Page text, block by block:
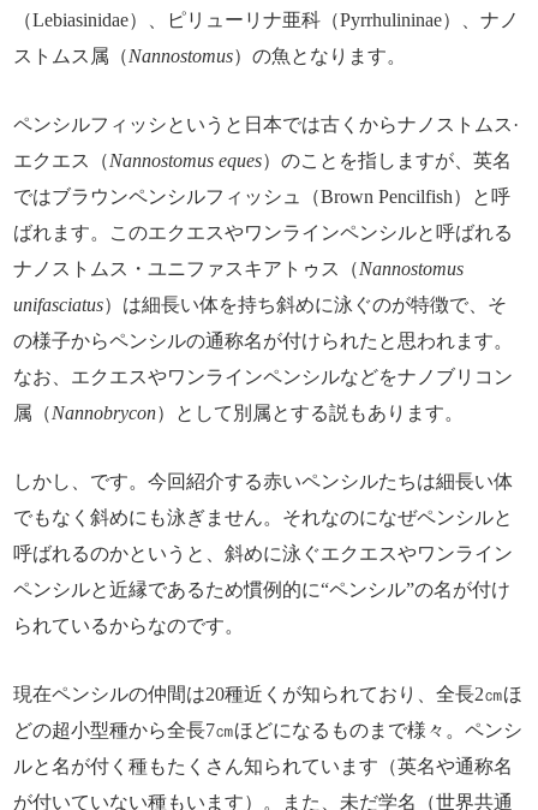
（Lebiasinidae）、ピリューリナ亜科（Pyrrhulininae）、ナノ
ストムス属（Nannostomus）の魚となります。
ペンシルフィッシというと日本では古くからナノストムス·
エクエス（Nannostomus eques）のことを指しますが、英名
ではブラウンペンシルフィッシュ（Brown Pencilfish）と呼
ばれます。このエクエスやワンラインペンシルと呼ばれる
ナノストムス・ユニファスキアトゥス（Nannostomus
unifasciatus）は細長い体を持ち斜めに泳ぐのが特徴で、そ
の様子からペンシルの通称名が付けられたと思われます。
なお、エクエスやワンラインペンシルなどをナノブリコン
属（Nannobrycon）として別属とする説もあります。
しかし、です。今回紹介する赤いペンシルたちは細長い体
でもなく斜めにも泳ぎません。それなのになぜペンシルと
呼ばれるのかというと、斜めに泳ぐエクエスやワンライン
ペンシルと近縁であるため慣例的に“ペンシル”の名が付け
られているからなのです。
現在ペンシルの仲間は20種近くが知られており、全長2㎝ほ
どの超小型種から全長7㎝ほどになるものまで様々。ペンシ
ルと名が付く種もたくさん知られています（英名や通称名
が付いていない種もいます）。また、未だ学名（世界共通